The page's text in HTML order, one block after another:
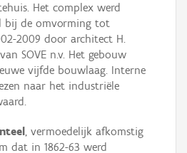
Het complex werd
bij de omvorming tot
2009 door architect H.
SOVE n.v. Het gebouw
vijfde bouwlaag. Interne
naar het industriële
, vermoedelijk afkomstig
dat in 1862-63 werd